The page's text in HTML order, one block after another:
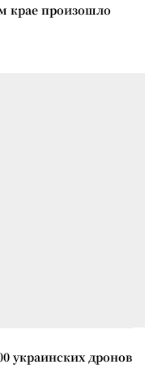
крае произошло
украинских дронов